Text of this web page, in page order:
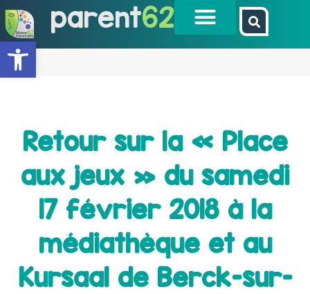
Ouvrir la barre d’outils
parent62
Retour sur la « Place
aux jeux » du samedi
17 février 2018 à la
médiathèque et au
Kursaal de Berck-sur-